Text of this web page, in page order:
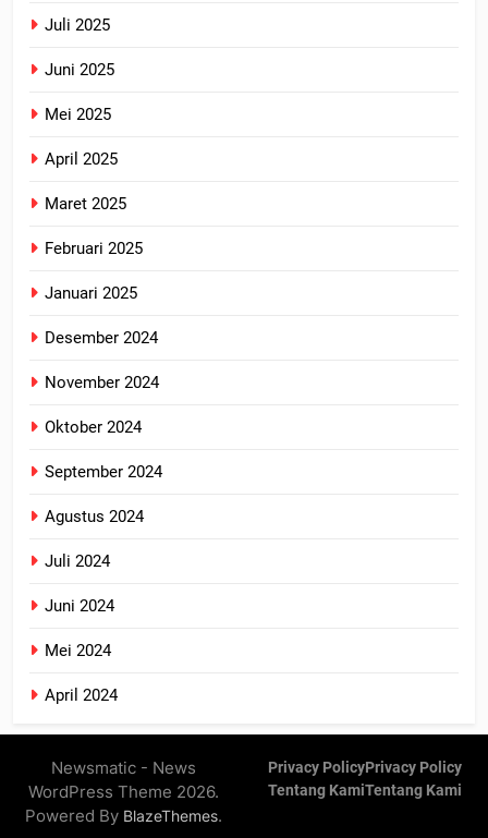
Juli 2025
Juni 2025
Mei 2025
April 2025
Maret 2025
Februari 2025
Januari 2025
Desember 2024
November 2024
Oktober 2024
September 2024
Agustus 2024
Juli 2024
Juni 2024
Mei 2024
April 2024
Newsmatic - News
WordPress Theme 2026.
Powered By BlazeThemes.
Privacy PolicyPrivacy Policy
Tentang KamiTentang Kami